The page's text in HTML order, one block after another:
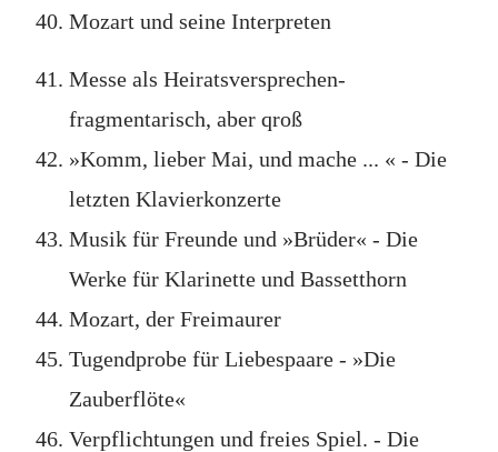
Mozart und seine Interpreten
Messe als Heiratsversprechen-
fragmentarisch, aber qroß
»Komm, lieber Mai, und mache ... « - Die
letzten Klavierkonzerte
Musik für Freunde und »Brüder« - Die
Werke für Klarinette und Bassetthorn
Mozart, der Freimaurer
Tugendprobe für Liebespaare - »Die
Zauberflöte«
Verpflichtungen und freies Spiel. - Die